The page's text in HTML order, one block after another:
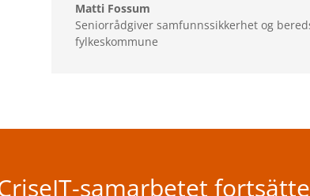
Matti Fossum
Seniorrådgiver samfunnssikkerhet og
fylkeskommune
samarbetet